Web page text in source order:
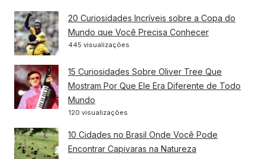
20 Curiosidades Incríveis sobre a Copa do
Mundo que Você Precisa Conhecer
445 visualizações
15 Curiosidades Sobre Oliver Tree Que
Mostram Por Que Ele Era Diferente de Todo
Mundo
120 visualizações
10 Cidades no Brasil Onde Você Pode
Encontrar Capivaras na Natureza